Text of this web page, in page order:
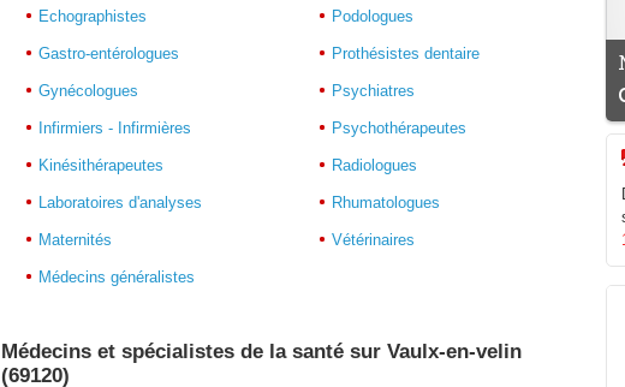
Echographistes
Gastro-entérologues
Gynécologues
Infirmiers - Infirmières
Kinésithérapeutes
Laboratoires d'analyses
Maternités
Médecins généralistes
Podologues
Prothésistes dentaire
Psychiatres
Psychothérapeutes
Radiologues
Rhumatologues
Vétérinaires
Médecins et spécialistes de la santé sur Vaulx-en-velin
(69120)